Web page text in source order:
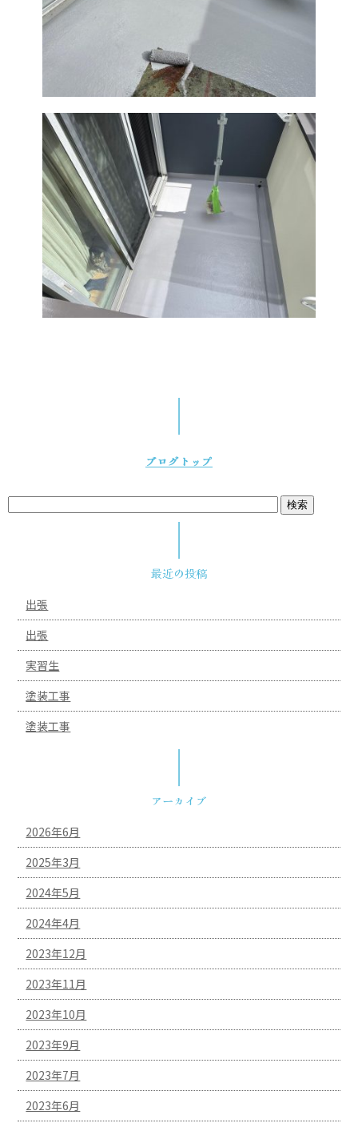
ブログトップ
最近の投稿
出張
出張
実習生
塗装工事
塗装工事
アーカイブ
2026年6月
2025年3月
2024年5月
2024年4月
2023年12月
2023年11月
2023年10月
2023年9月
2023年7月
2023年6月